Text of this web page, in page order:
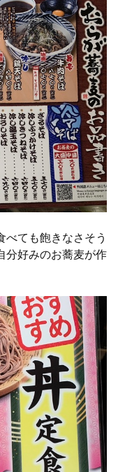
ても飽きなさそう
分好みのお蕎麦が作